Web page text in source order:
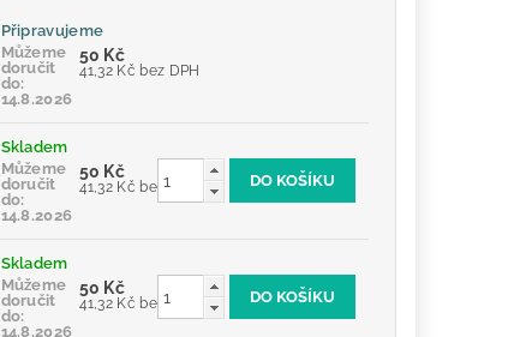
Připravujeme
Můžeme
doručit
do:
14.8.2026
50 Kč
41,32 Kč bez DPH
Skladem
Můžeme
doručit
do:
14.8.2026
50 Kč
41,32 Kč bez DPH
Skladem
Můžeme
doručit
do:
14.8.2026
50 Kč
41,32 Kč bez DPH